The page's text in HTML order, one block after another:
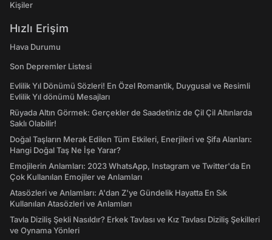
Kişiler
Hızlı Erişim
Hava Durumu
Son Depremler Listesi
Evlilik Yıl Dönümü Sözleri! En Özel Romantik, Duygusal ve Resimli
Evlilik Yıl dönümü Mesajları
Rüyada Altın Görmek: Gerçekler de Saadetiniz de Çil Çil Altınlarda
Saklı Olabilir!
Doğal Taşların Merak Edilen Tüm Etkileri, Enerjileri ve Şifa Alanları:
Hangi Doğal Taş Ne İşe Yarar?
Emojilerin Anlamları: 2023 WhatsApp, Instagram ve Twitter'da En
Çok Kullanılan Emojiler ve Anlamları
Atasözleri ve Anlamları: A'dan Z'ye Gündelik Hayatta En Sık
Kullanılan Atasözleri ve Anlamları
Tavla Diziliş Şekli Nasıldır? Erkek Tavlası ve Kız Tavlası Diziliş Şekilleri
ve Oynama Yönleri